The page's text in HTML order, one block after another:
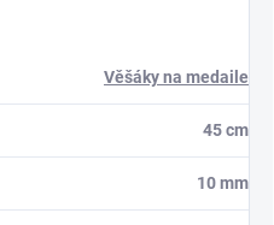
Věšáky na medaile
45 cm
10 mm